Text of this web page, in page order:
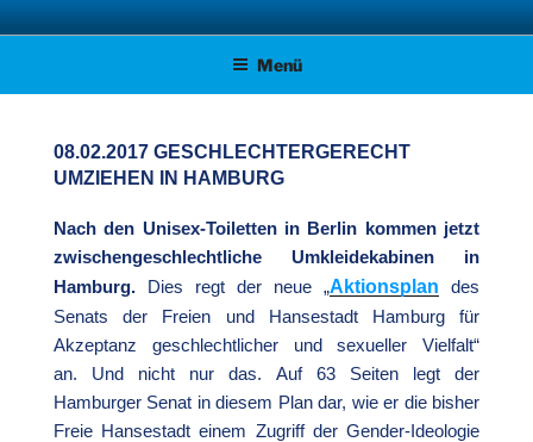
Zum
Inhalt AFD KREISVERBAND STADE
Menü
08.02.2017 GESCHLECHTERGERECHT
UMZIEHEN IN HAMBURG
Nach den Unisex-Toiletten in Berlin kommen jetzt
zwischengeschlechtliche Umkleidekabinen in
Hamburg. Dies regt der neue „Aktionsplan des
Senats der Freien und Hansestadt Hamburg für
Akzeptanz geschlechtlicher und sexueller Vielfalt“
an. Und nicht nur das. Auf 63 Seiten legt der
Hamburger Senat in diesem Plan dar, wie er die bisher
Freie Hansestadt einem Zugriff der Gender-Ideologie